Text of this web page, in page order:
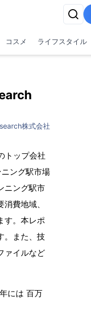
コスメ ライフスタイル
株式会社
トップ会社
ング駅市場
ニング駅市
費地域、
す。本レポ
。また、技
ァイルなど
には 百万